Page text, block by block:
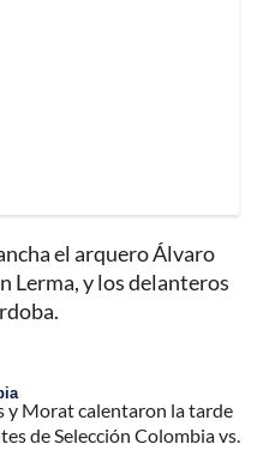
el arquero Álvaro
Lerma, y los delanteros
y Morat calentaron la tarde
de Selección Colombia vs.